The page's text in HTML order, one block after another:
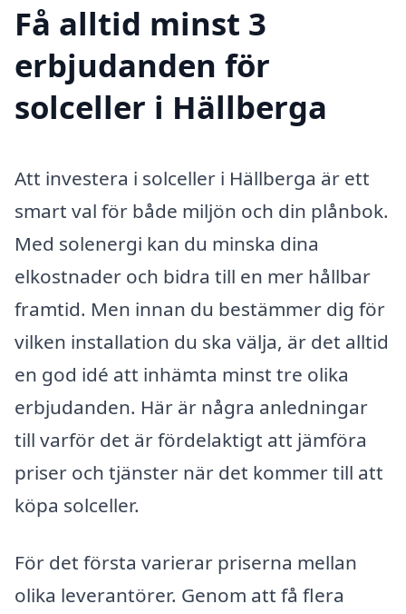
Få alltid minst 3
erbjudanden för
solceller i Hällberga
Att investera i solceller i Hällberga är ett
smart val för både miljön och din plånbok.
Med solenergi kan du minska dina
elkostnader och bidra till en mer hållbar
framtid. Men innan du bestämmer dig för
vilken installation du ska välja, är det alltid
en god idé att inhämta minst tre olika
erbjudanden. Här är några anledningar
till varför det är fördelaktigt att jämföra
priser och tjänster när det kommer till att
köpa solceller.
För det första varierar priserna mellan
olika leverantörer. Genom att få flera